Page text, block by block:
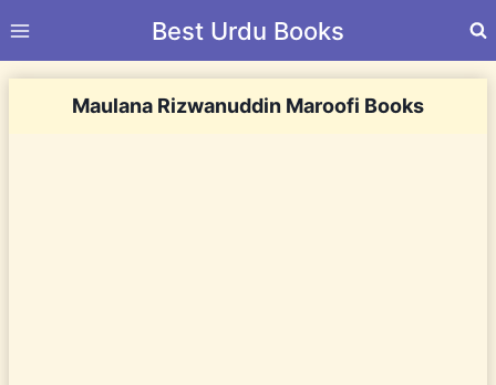
to
Best Urdu Books
Maulana Rizwanuddin Maroofi Books